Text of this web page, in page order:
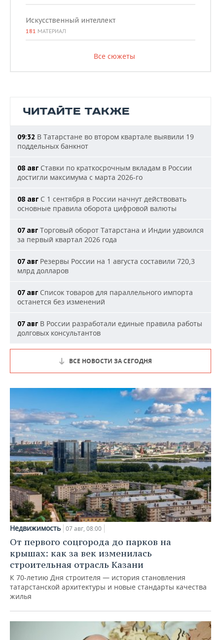
Искусственный интеллект
181 МАТЕРИАЛ
Все сюжеты
ЧИТАЙТЕ ТАКЖЕ
09:32 В Татарстане во втором квартале выявили 19
поддельных банкнот
08 авг Ставки по краткосрочным вкладам в России
достигли максимума с марта 2026-го
08 авг С 1 сентября в России начнут действовать
основные правила оборота цифровой валюты
07 авг Торговый оборот Татарстана и Индии удвоился
за первый квартал 2026 года
07 авг Резервы России на 1 августа составили 720,3
млрд долларов
07 авг Список товаров для параллельного импорта
останется без изменений
07 авг В России разработали единые правила работы
долговых консультантов
ВСЕ НОВОСТИ ЗА СЕГОДНЯ
Недвижимость 07 авг, 08:00
От первого соцгорода до парков на
крышах: как за век изменилась
строительная отрасль Казани
К 70-летию Дня строителя — история становления
татарстанской архитектуры и новые стандарты качества
жилья